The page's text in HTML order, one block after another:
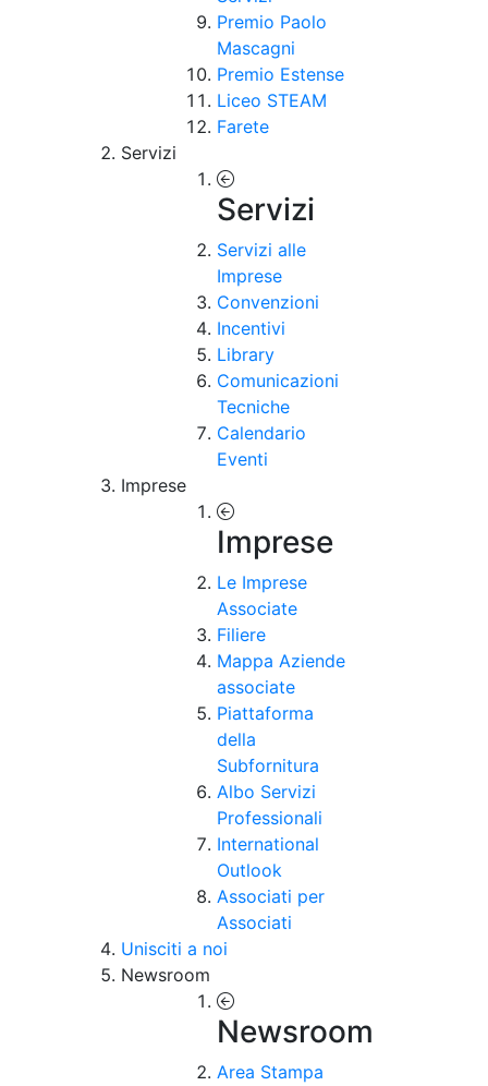
Premio Paolo
Mascagni
Premio Estense
Liceo STEAM
Farete
Servizi
Servizi
Servizi alle
Imprese
Convenzioni
Incentivi
Library
Comunicazioni
Tecniche
Calendario
Eventi
Imprese
Imprese
Le Imprese
Associate
Filiere
Mappa Aziende
associate
Piattaforma
della
Subfornitura
Albo Servizi
Professionali
International
Outlook
Associati per
Associati
Unisciti a noi
Newsroom
Newsroom
Area Stampa